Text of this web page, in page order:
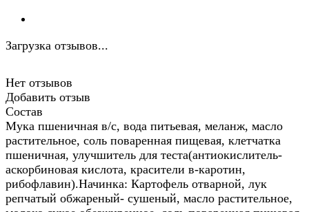
Загрузка отзывов...
Нет отзывов
Добавить отзыв
Состав
Мука пшеничная в/с, вода питьевая, меланж, масло
растительное, соль поваренная пищевая, клетчатка
пшеничная, улучшитель для теста(антиокислитель-
аскорбиновая кислота, красители в-каротин,
рибофлавин).Начинка: Картофель отварной, лук
репчатый обжареный- сушеный, масло растительное,